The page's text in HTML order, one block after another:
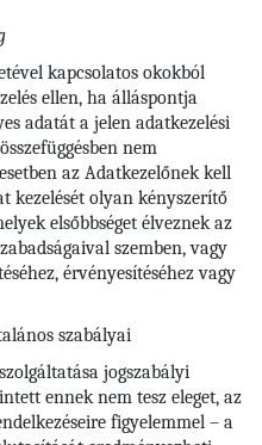
kapcsolatos okokból
ellen, ha álláspontja
adatát a jelen adatkezelési
nem
az Adatkezelőnek kell
kezelését olyan kényszerítő
elsőbbséget élveznek az
szemben, vagy
érvényesítéséhez vagy
szabályai
jogszabályi
ennek nem tesz eleget, az
figyelemmel – a